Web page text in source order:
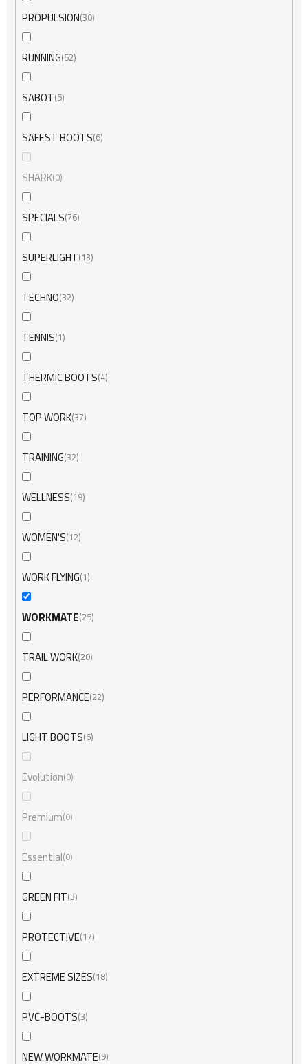
PROPULSION 30
RUNNING 52
SABOT 5
SAFEST BOOTS 6
SHARK 0
SPECIALS 76
SUPERLIGHT 13
TECHNO 32
TENNIS 1
THERMIC BOOTS 4
TOP WORK37
TRAINING 32
WELLNESS 19
WOMEN'S 12
WORK FLYING 1
WORKMATE 25
TRAIL WORK 20
PERFORMANCE 22
LIGHT BOOTS 6
Evolution 0
Premium 0
Essential 0
GREEN FIT 3
PROTECTIVE 17
EXTREME SIZES 18
PVC-BOOTS 3
NEW WORKMATE 9